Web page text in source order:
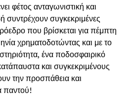
φέτος ανταγωνιστική και
συντρέχουν συγκεκριμένες
που βρίσκεται για πέμπτη
χρηματοδοτώντας και με το
ένα ποδοσφαιρικό
και συγκεκριμένους
την προσπάθεια και
παντού!